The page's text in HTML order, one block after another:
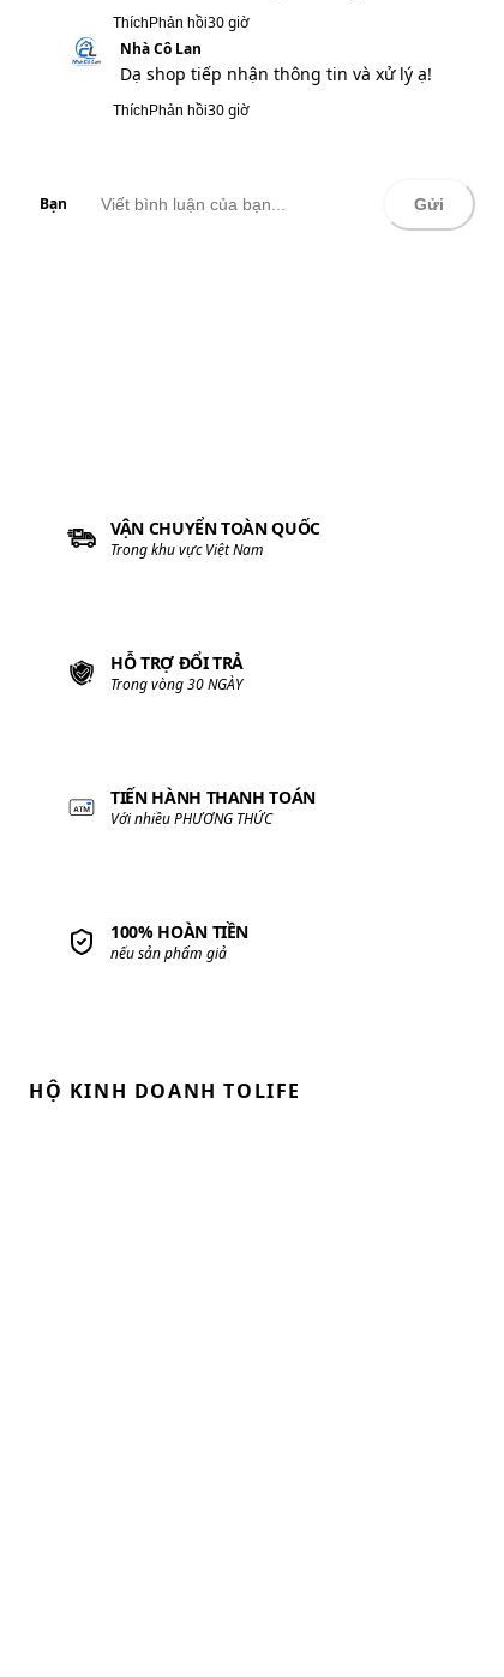
ThíchPhản hồi30 giờ
Nhà Cô Lan
Dạ shop tiếp nhận thông tin và xử lý ạ!
ThíchPhản hồi30 giờ
Bạn Gửi
VẬN CHUYỂN TOÀN QUỐC
Trong khu vực Việt Nam
HỖ TRỢ ĐỔI TRẢ
Trong vòng 30 NGÀY
TIẾN HÀNH THANH TOÁN
Với nhiều PHƯƠNG THỨC
100% HOÀN TIỀN
nếu sản phẩm giả
HỘ KINH DOANH TOLIFE